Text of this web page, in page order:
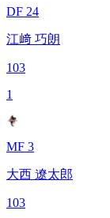
DF 24
江﨑 巧朗
103
1
MF 3
大西 遼太郎
103